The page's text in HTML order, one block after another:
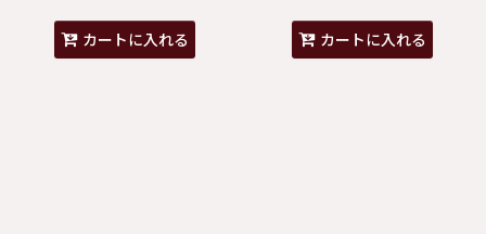
カートに入れる カートに入れる